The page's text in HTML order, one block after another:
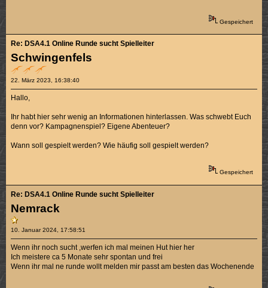
Gespeichert
Schwingenfels
22. März 2023, 16:38:40
Re: DSA4.1 Online Runde sucht Spielleiter
Hallo,
Ihr habt hier sehr wenig an Informationen hinterlassen. Was schwebt Euch
denn vor? Kampagnenspiel? Eigene Abenteuer?
Wann soll gespielt werden? Wie häufig soll gespielt werden?
Gespeichert
Nemrack
10. Januar 2024, 17:58:51
Re: DSA4.1 Online Runde sucht Spielleiter
Wenn ihr noch sucht ,werfen ich mal meinen Hut hier her
Ich meistere ca 5 Monate sehr spontan und frei
Wenn ihr mal ne runde wollt melden mir passt am besten das Wochenende